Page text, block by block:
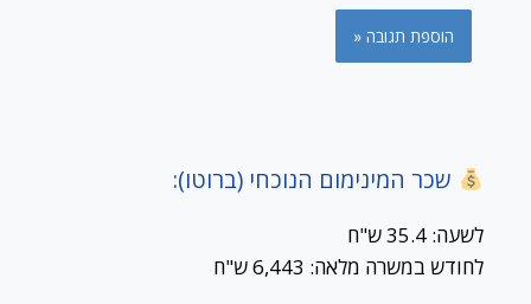
שכר המינימום הנוכחי (ברוטו):
לשעה: 35.4 ש"ח
לחודש במשרה מלאה: 6,443 ש"ח